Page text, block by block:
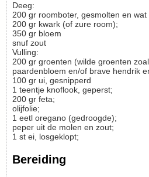
Deeg:
200 gr roomboter, gesmolten en wat
200 gr kwark (of zure room);
350 gr bloem
snuf zout
Vulling:
200 gr groenten (wilde groenten
paardenbloem en/of brave hendrik
100 gr ui, gesnipperd
1 teentje knoflook, geperst;
200 gr feta;
olijfolie;
1 eetl oregano (gedroogde);
peper uit de molen en zout;
1 st ei, losgeklopt;
Bereiding